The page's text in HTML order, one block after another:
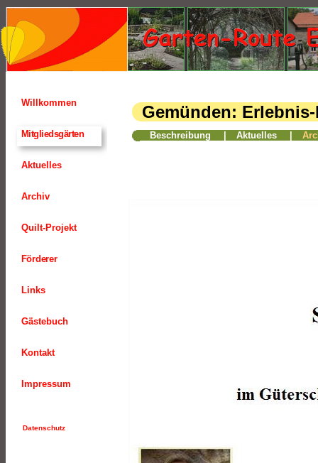
Willkommen
Mitgliedsgärten
Aktuelles
Archiv
Quilt-Projekt
Förderer
Links
Gästebuch
Kontakt
Impressum
Datenschutz
15 Gemünden:
Beschreibung Aktuelles